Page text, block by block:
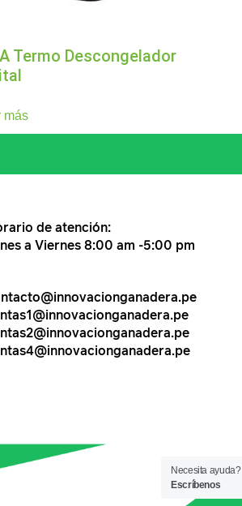
Termo Descongelador
más
de atención:
a Viernes 8:00 am -5:00 pm
Necesita ayuda?
Escríbenos